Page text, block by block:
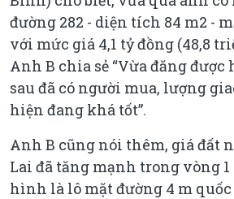
đường 282 - diện tích 84 m2 -
với mức giá 4,1 tỷ đồng (48,8
Anh B chia sẻ “Vừa đăng được
sau đã có người mua, lượng
hiện đang khá tốt”.
Anh B cũng nói thêm, giá đất
Lai đã tăng mạnh trong vòng
hình là lô mặt đường 4 m